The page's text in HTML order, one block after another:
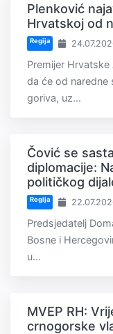
Plenković
Hrvatskoj od
Regija
Premijer
da će od naredne
goriva, uz...
Čović se
diplomacije:
političkog
Regija
Predsjedatelj
Bosne i
u...
MVEP RH:
crnogorske